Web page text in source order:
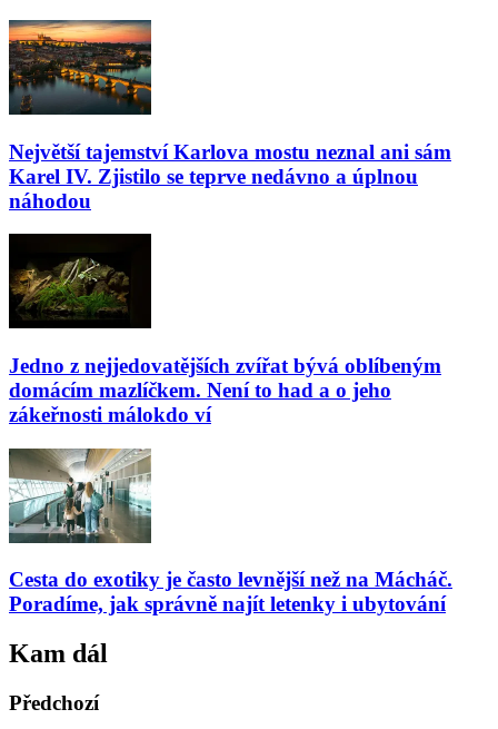
Největší tajemství Karlova mostu neznal ani sám
Karel IV. Zjistilo se teprve nedávno a úplnou
náhodou
Jedno z nejjedovatějších zvířat bývá oblíbeným
domácím mazlíčkem. Není to had a o jeho
zákeřnosti málokdo ví
Cesta do exotiky je často levnější než na Mácháč.
Poradíme, jak správně najít letenky i ubytování
Kam dál
Předchozí